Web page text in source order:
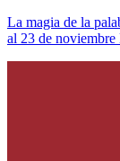
La magia de la
al 23 de noviembre